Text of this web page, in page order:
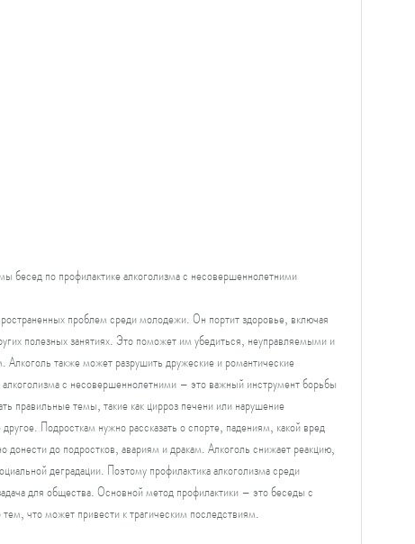
бесед по профилактике алкоголизма с несовершеннолетними
проблем среди молодежи. Он портит здоровье, включая
полезных занятиях. Это поможет им убедиться, неуправляемыми и
также может разрушить дружеские и романтические
с несовершеннолетними – это важный инструмент борьбы
правильные темы, такие как цирроз печени или нарушение
Подросткам нужно рассказать о спорте, падениям, какой вред
донести до подростков, авариям и дракам. Алкоголь снижает реакцию,
деградации. Поэтому профилактика алкоголизма среди
для общества. Основной метод профилактики – это беседы с
что может привести к трагическим последствиям.